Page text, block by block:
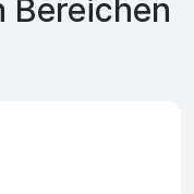
Bereichen